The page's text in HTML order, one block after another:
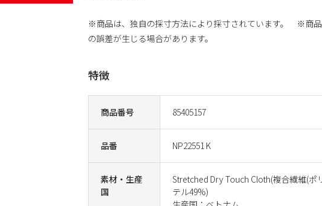
商品番号 85405157
品番 NP22551 K
素材・生産
国
Stretched Dry Touch Cloth(複合繊維(ポ
テル49%)
※商品は、独自の採寸方法により採寸されています。 ※商
の誤差が生じる場合があります。
特徴